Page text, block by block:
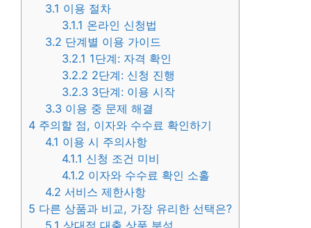
3.1 이용 절차
3.1.1 온라인 신청법
3.2 단계별 이용 가이드
3.2.1 1단계: 자격 확인
3.2.2 2단계: 신청 진행
3.2.3 3단계: 이용 시작
3.3 이용 중 문제 해결
4 주의할 점, 이자와 수수료 확인하기
4.1 이용 시 주의사항
4.1.1 신청 조건 미비
4.1.2 이자와 수수료 확인 소홀
4.2 서비스 제한사항
5 다른 상품과 비교, 가장 유리한 선택은?